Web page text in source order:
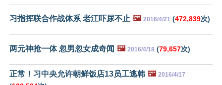
习指挥联合作战体系 老江吓尿不止 🖼️ 2016/4/21 (472,839次)
两元神抢一体 忽男忽女成奇闻 🖼️ 2016/4/18 (79,657次)
正常！习中央允许朝鲜饭店13员工逃韩 🖼️ 2016/4/17